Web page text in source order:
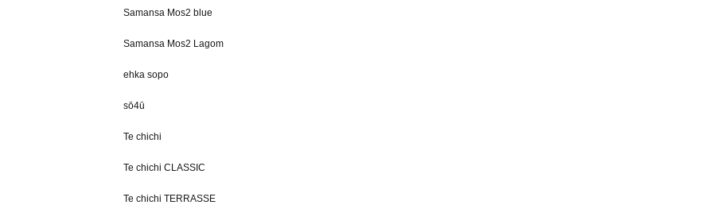
Samansa Mos2 blue
Samansa Mos2 Lagom
ehka sopo
sō4ū
Te chichi
Te chichi CLASSIC
Te chichi TERRASSE